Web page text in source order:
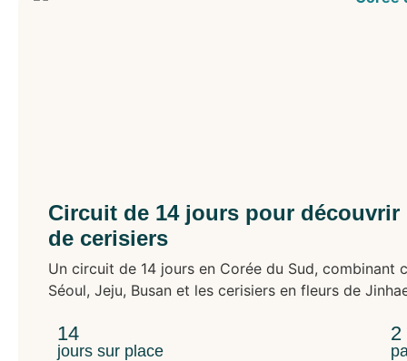
Circuit de 14 jours pour
de cerisiers
Un circuit de 14 jours en Corée du Sud,
Séoul, Jeju, Busan et les cerisiers en fleurs de
14
jours sur place